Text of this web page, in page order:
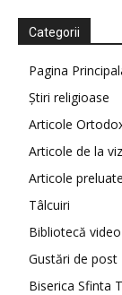
Categorii
Pagina
Știri religioase
Articole
Articole de la
Articole preluate
Tâlcuiri
Bibliotecă video
Gustări de post
Biserica Sfinta